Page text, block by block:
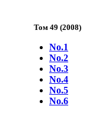
Том 49 (2008)
No.1
No.2
No.3
No.4
No.5
No.6